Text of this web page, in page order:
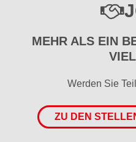
MEHR ALS EIN
Werden Sie
ZU DEN